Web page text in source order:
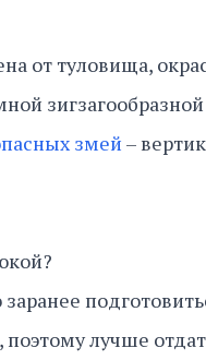
от туловища,
змей –
лучше